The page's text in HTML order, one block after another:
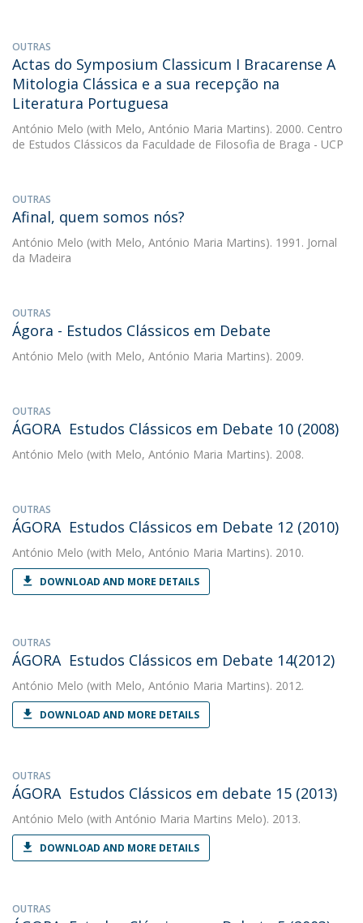
OUTRAS
Actas do Symposium Classicum I Bracarense A
Mitologia Clássica e a sua recepção na
Literatura Portuguesa
António Melo (with Melo, António Maria Martins). 2000. Centro
de Estudos Clássicos da Faculdade de Filosofia de Braga - UCP
OUTRAS
Afinal, quem somos nós?
António Melo (with Melo, António Maria Martins). 1991. Jornal
da Madeira
OUTRAS
Ágora - Estudos Clássicos em Debate
António Melo (with Melo, António Maria Martins). 2009.
OUTRAS
ÁGORA  Estudos Clássicos em Debate 10 (2008)
António Melo (with Melo, António Maria Martins). 2008.
OUTRAS
ÁGORA  Estudos Clássicos em Debate 12 (2010)
António Melo (with Melo, António Maria Martins). 2010.
DOWNLOAD AND MORE DETAILS
OUTRAS
ÁGORA  Estudos Clássicos em Debate 14(2012)
António Melo (with Melo, António Maria Martins). 2012.
DOWNLOAD AND MORE DETAILS
OUTRAS
ÁGORA  Estudos Clássicos em debate 15 (2013)
António Melo (with António Maria Martins Melo). 2013.
DOWNLOAD AND MORE DETAILS
OUTRAS